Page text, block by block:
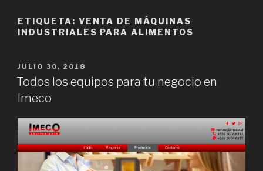
ETIQUETA: VENTA DE MÁQUINAS
INDUSTRIALES PARA ALIMENTOS
POSTED
ON
JULIO 30, 2018
Todos los equipos para tu negocio en
Imeco